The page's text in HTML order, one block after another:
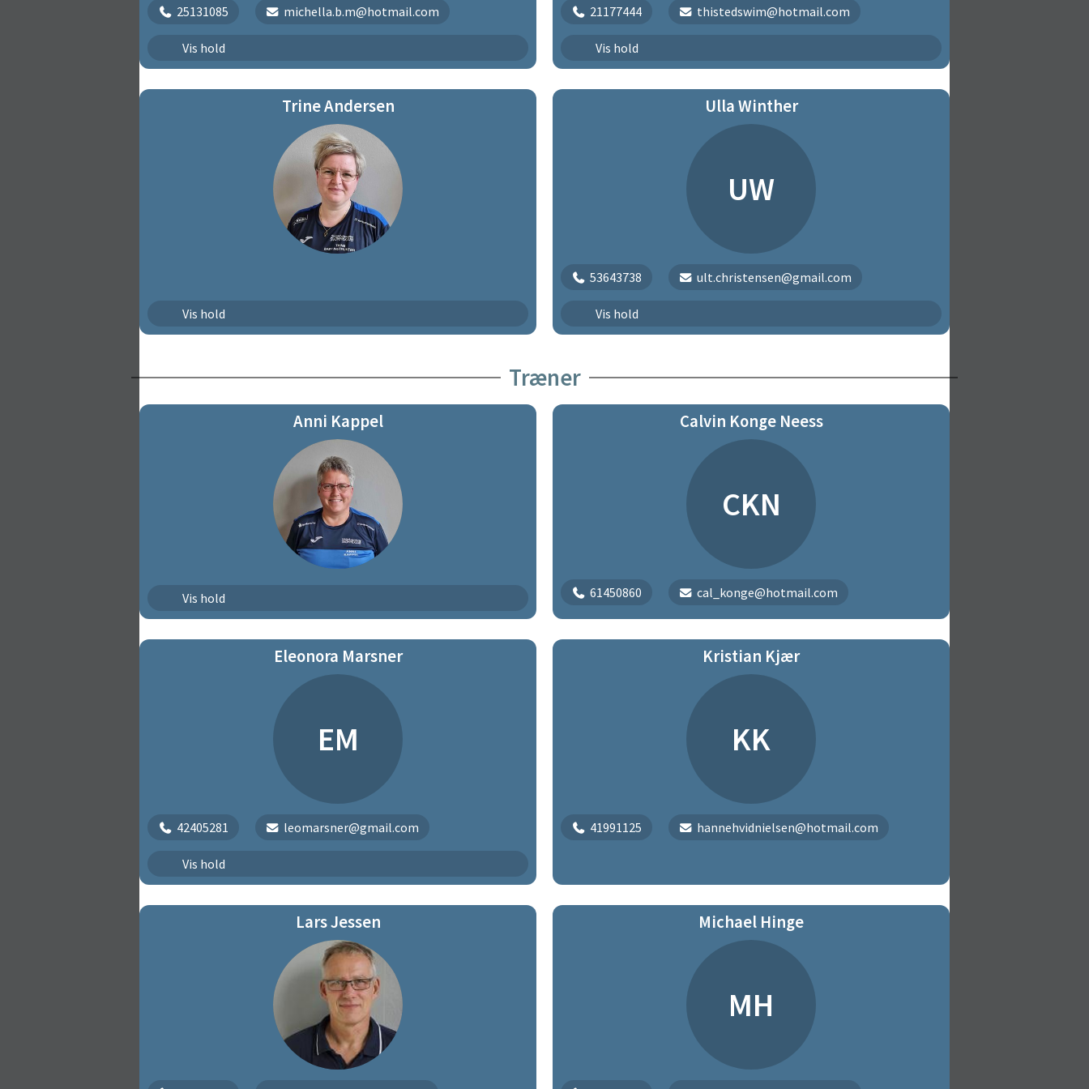
25131085 michella.b.m@hotmail.com
Vis hold
Plask & Leg | 121
21177444 thistedswim@hotmail.com
Vis hold
Begynder Sjørring
Trine Andersen
Vis hold
Plask & leg med forældre
Ulla Winther
UW
53643738 ult.christensen@gmail.com
Vis hold
Begynder
Begynder | 212
Begynder | 213
Træner
Anni Kappel
Vis hold
Mini-Talent
Calvin Konge Neess
CKN
61450860 cal_konge@hotmail.com
Eleonora Marsner
EM
42405281 leomarsner@gmail.com
Vis hold
Mini-Talent
Kristian Kjær
KK
41991125 hannehvidnielsen@hotmail.com
Lars Jessen Michael Hinge
MH